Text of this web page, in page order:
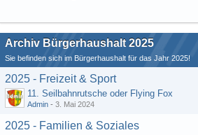
Archiv Bürgerhaushalt 2025
Sie befinden sich im Bürgerhaushalt für das Jahr 2025!
2025 - Freizeit & Sport
11. Seilbahnrutsche oder Flying Fox
Admin - 3. Mai 2024
2025 - Familien & Soziales